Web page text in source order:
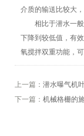
介质的输送比较大
相比于潜水一般
下降到较低值，有
氧搅拌双重功能，
上一篇： 潜水曝气机
下一篇： 机械格栅的